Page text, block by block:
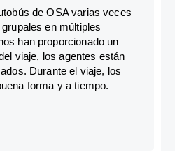
de OSA varias veces
en múltiples
han proporcionado un
viaje, los agentes están
Durante el viaje, los
forma y a tiempo.